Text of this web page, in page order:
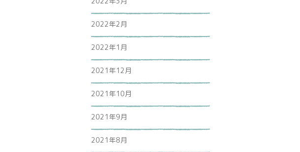
2022年2月
2022年1月
2021年12月
2021年10月
2021年9月
2021年8月